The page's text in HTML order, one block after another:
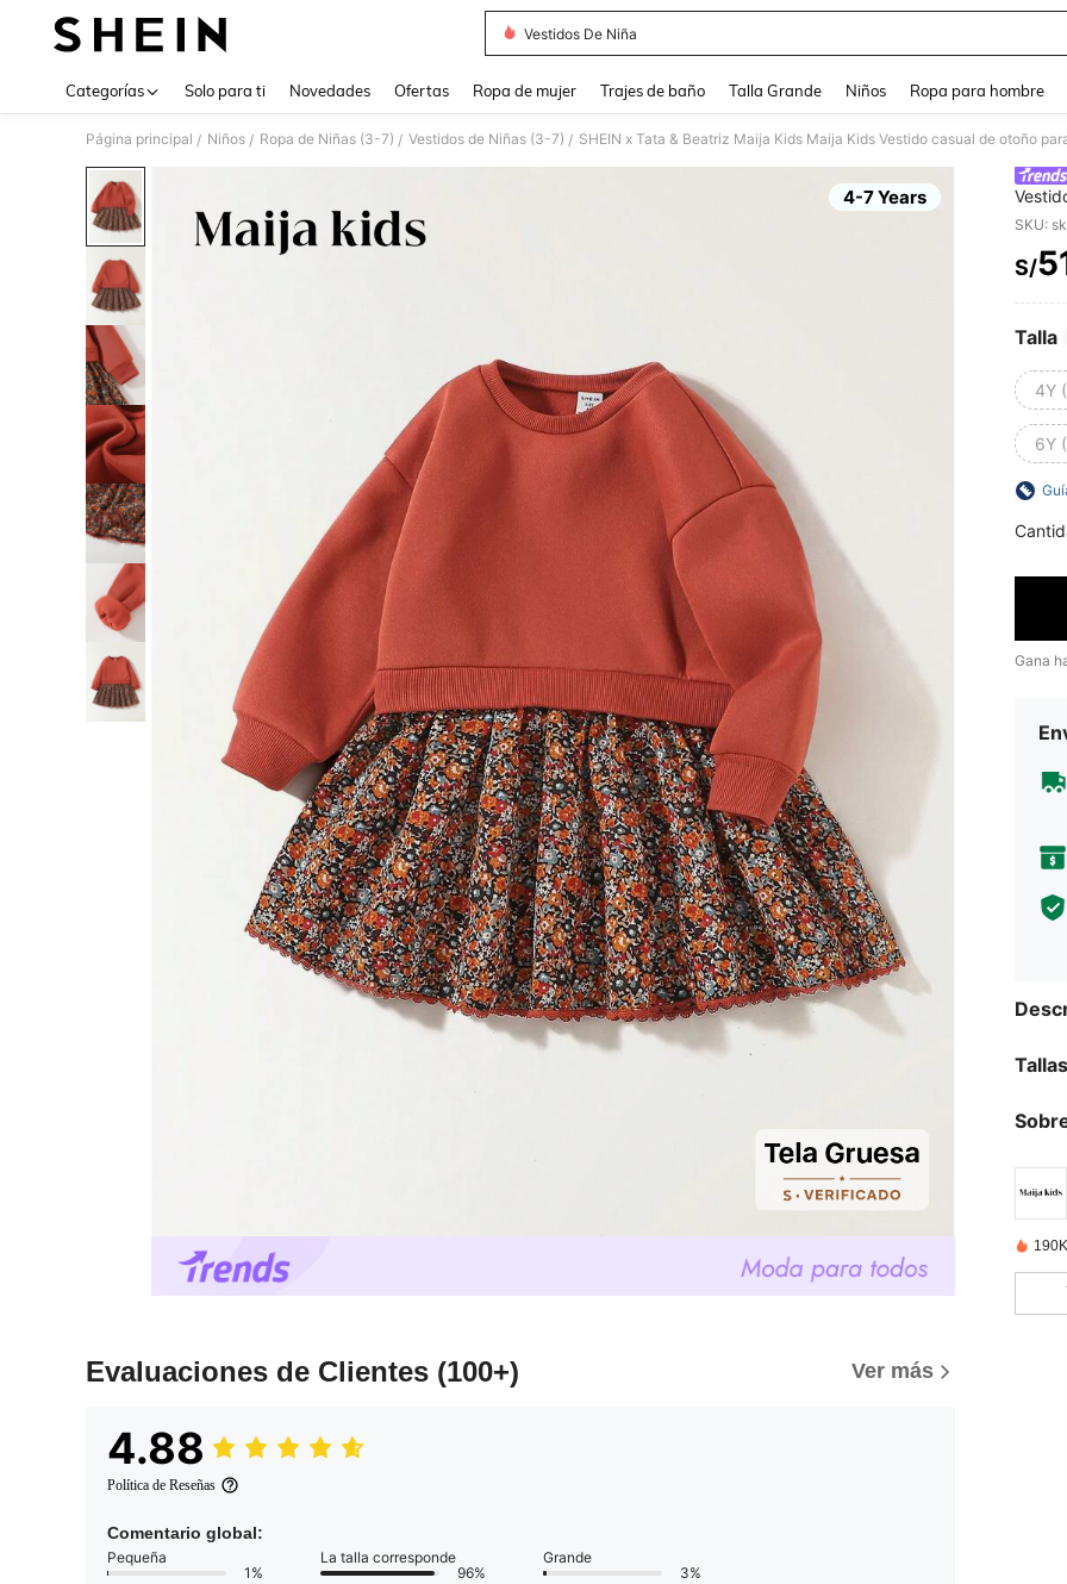
Vestidos De Niña
Categorías Solo para ti Novedades Ofertas Ropa de mujer Trajes de baño Talla Grande Niños Ropa para hombre
Página principal / Niños / Ropa de Niñas (3-7) / Vestidos de Niñas (3-7) / SHEIN x Tata & Beatriz Maija Kids Maija Kids Vestido casual de otoño
4-7 Years
Evaluaciones de Clientes (100+) Ver más
4.88
Política de Reseñas
Comentario global:
Pequeña
1%
La talla corresponde
96%
Grande
3%
cuello
SKU:
S/
Talla
4Y
6Y
Gana